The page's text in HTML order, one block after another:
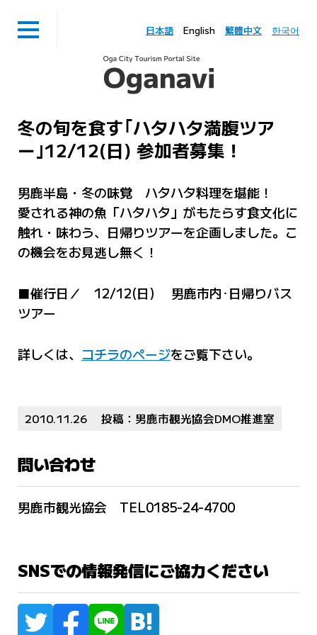
日本語 English 繁體中文 한국어
冬の旬を食す｢ハタハタ満腹ツア
ー｣12/12(日) 参加者募集！
男鹿半島・冬の味覚 ハタハタ料理を堪能！
愛される神の魚「ハタハタ」がもたらす食文化に
触れ・味わう、日帰りツアーを企画しました。こ
の機会をお見逃し無く！
■催行日／ 12/12(日) 男鹿市内･日帰りバス
ツアー
詳しくは、 コチラのページをご覧下さい。
2010.11.26 投稿：男鹿市観光協会DMO推進室
問い合わせ
男鹿市観光協会 TEL0185-24-4700
SNSでの情報発信にご協力ください